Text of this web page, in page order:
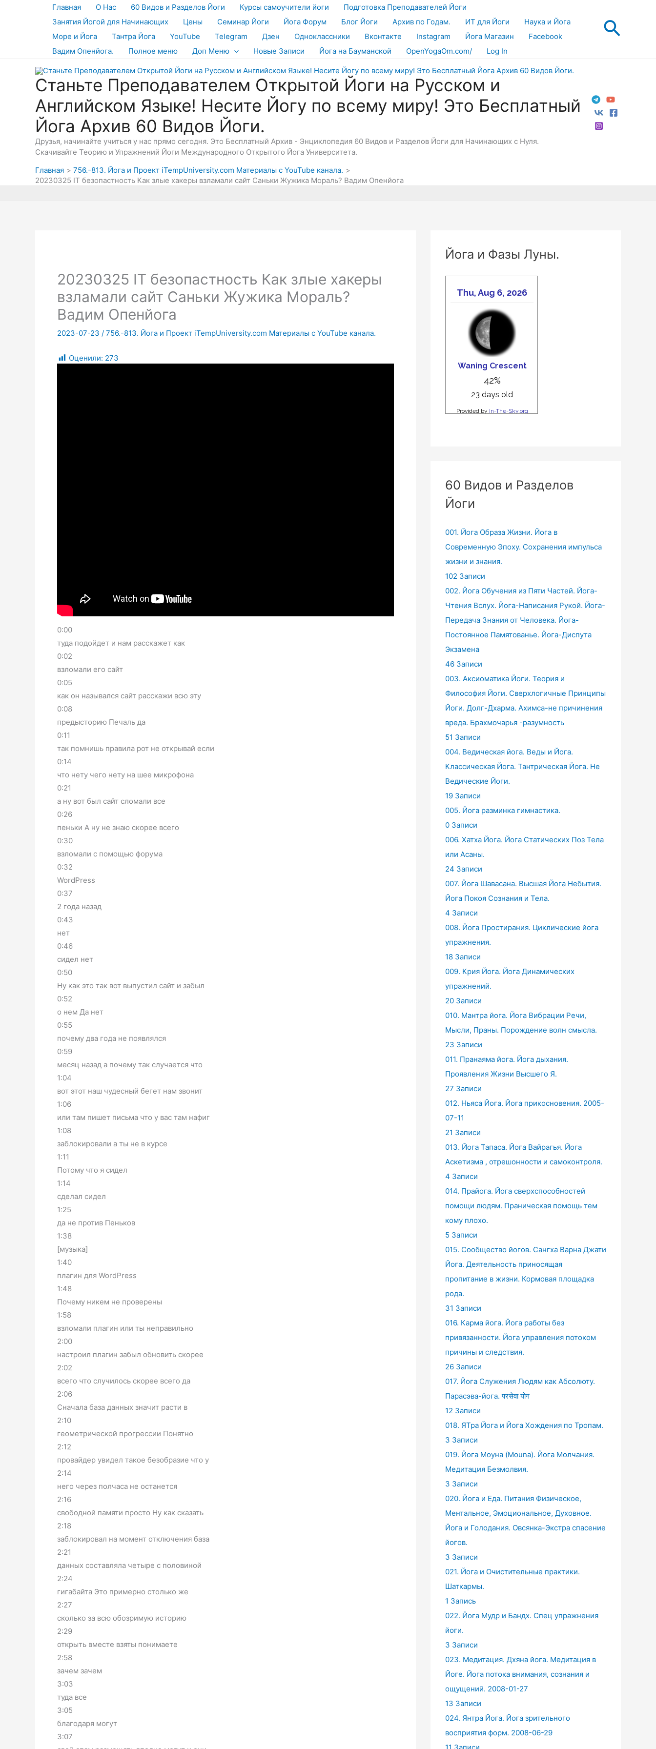
Главная О Нас 60 Видов и Разделов Йоги Курсы самоучители йоги
Подготовка Преподавателей Йоги
Занятия Йогой для Начинающих
Цены Семинар Йоги Йога Форум Блог Йоги Архив по Годам. ИТ для Йоги
Наука и Йога
Море и Йога
Тантра Йога YouTube Telegram Дзен Одноклассники Вконтакте Instagram Йога Магазин
Facebook
Вадим Опенйога.
Полное меню Доп Меню Новые Записи Йога на Бауманской OpenYogaOm.com/ Log In
Станьте Преподавателем Открытой Йоги на Русском и
Английском Языке! Несите Йогу по всему миру! Это Бесплатный
Йога Архив 60 Видов Йоги.
Друзья, начинайте учиться у нас прямо сегодня. Это Бесплатный Архив - Энциклопедия 60 Видов и Разделов Йоги для Начинающих с Нуля.
Скачивайте Теорию и Упражнений Йоги Международного Открытого Йога Университета.
Главная
756.-813. Йога и Проект iTempUniversity.com Материалы с YouTube канала.
20230325 IT безопастность Как злые хакеры взламали сайт Саньки Жужика Мораль? Вадим Опенйога
20230325 IT безопастность Как злые хакеры
взламали сайт Саньки Жужика Мораль?
Вадим Опенйога
2023-07-23 / 756.-813. Йога и Проект iTempUniversity.com Материалы с YouTube канала.
Оценили: 273
0:00
туда подойдет и нам расскажет как
0:02
взломали его сайт
0:05
как он назывался сайт расскажи всю эту
0:08
предысторию Печаль да
0:11
так помнишь правила рот не открывай если
0:14
что нету чего нету на шее микрофона
0:21
а ну вот был сайт сломали все
0:26
пеньки А ну не знаю скорее всего
0:30
взломали с помощью форума
0:32
WordPress
0:37
2 года назад
0:43
нет
0:46
сидел нет
0:50
Ну как это так вот выпустил сайт и забыл
0:52
о нем Да нет
0:55
почему два года не появлялся
0:59
месяц назад а почему так случается что
1:04
вот этот наш чудесный бегет нам звонит
1:06
или там пишет письма что у вас там нафиг
1:08
заблокировали а ты не в курсе
1:11
Потому что я сидел
1:14
сделал сидел
1:25
да не против Пеньков
1:38
[музыка]
1:40
плагин для WordPress
1:48
Почему никем не проверены
1:58
взломали плагин или ты неправильно
2:00
настроил плагин забыл обновить скорее
2:02
всего что случилось скорее всего да
2:06
Сначала база данных значит расти в
2:10
геометрической прогрессии Понятно
2:12
провайдер увидел такое безобразие что у
2:14
него через полчаса не останется
2:16
свободной памяти просто Ну как сказать
2:18
заблокировал на момент отключения база
2:21
данных составляла четыре с половиной
2:24
гигабайта Это примерно столько же
2:27
сколько за всю обозримую историю
2:29
открыть вместе взяты понимаете
2:58
зачем зачем
3:03
туда все
3:05
благодаря могут
3:07
Йога и Фазы Луны.
60 Видов и Разделов
Йоги
001. Йога Образа Жизни. Йога в
Современную Эпоху. Сохранения импульса
жизни и знания.
102 Записи
002. Йога Обучения из Пяти Частей. Йога-
Чтения Вслух. Йога-Написания Рукой. Йога-
Передача Знания от Человека. Йога-
Постоянное Памятованье. Йога-Диспута
Экзамена
46 Записи
003. Аксиоматика Йоги. Теория и
Философия Йоги. Сверхлогичные Принципы
Йоги. Долг-Дхарма. Ахимса-не причинения
вреда. Брахмочарья -разумность
51 Записи
004. Ведическая йога. Веды и Йога.
Классическая Йога. Тантрическая Йога. Не
Ведические Йоги.
19 Записи
005. Йога разминка гимнастика.
0 Записи
006. Хатха Йога. Йога Статических Поз Тела
или Асаны.
24 Записи
007. Йога Шавасана. Высшая Йога Небытия.
Йога Покоя Сознания и Тела.
4 Записи
008. Йога Простирания. Циклические йога
упражнения.
18 Записи
009. Крия Йога. Йога Динамических
упражнений.
20 Записи
010. Мантра йога. Йога Вибрации Речи,
Мысли, Праны. Порождение волн смысла.
23 Записи
011. Пранаяма йога. Йога дыхания.
Проявления Жизни Высшего Я.
27 Записи
012. Ньяса Йога. Йога прикосновения. 2005-
07-11
21 Записи
013. Йога Тапаса. Йога Вайрагья. Йога
Аскетизма , отрешонности и самоконтроля.
4 Записи
014. Прайога. Йога сверхспособностей
помощи людям. Праническая помощь тем
кому плохо.
5 Записи
015. Сообщество йогов. Сангха Варна Джати
Йога. Деятельность приносящая
пропитание в жизни. Кормовая площадка
рода.
31 Записи
016. Карма йога. Йога работы без
привязанности. Йога управления потоком
причины и следствия.
26 Записи
017. Йога Служения Людям как Абсолюту.
Парасэва-йога. परसेवा योग
12 Записи
018. ЯТра Йога и Йога Хождения по Тропам.
3 Записи
019. Йога Моуна (Mouna). Йога Молчания.
Медитация Безмолвия.
3 Записи
020. Йога и Еда. Питания Физическое,
Ментальное, Эмоциональное, Духовное.
Йога и Голодания. Овсянка-Экстра спасение
йогов.
3 Записи
021. Йога и Очистительные практики.
Шаткармы.
1 Запись
022. Йога Мудр и Бандх. Спец упражнения
йоги.
3 Записи
023. Медитация. Дхяна йога. Медитация в
Йоге. Йога потока внимания, сознания и
ощущений. 2008-01-27
13 Записи
024. Янтра Йога. Йога зрительного
восприятия форм. 2008-06-29